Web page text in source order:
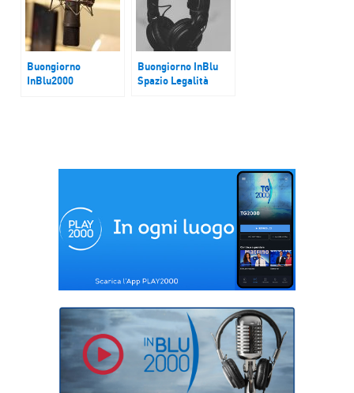
Buongiorno
InBlu2000
Buongiorno InBlu
Spazio Legalità